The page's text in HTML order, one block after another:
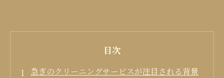
目次
急ぎのクリーニングサービスが注目される背景